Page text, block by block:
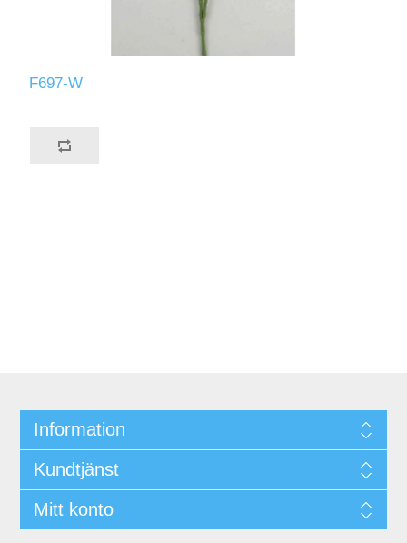
F697-W
Information
Kundtjänst
Mitt konto